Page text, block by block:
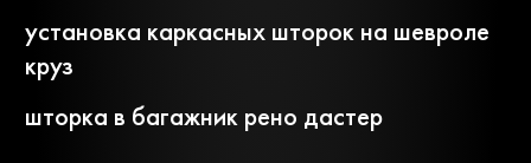
установка каркасных шторок на шевроле
круз
шторка в багажник рено дастер